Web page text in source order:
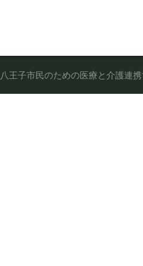
王子市民のための医療と介護連